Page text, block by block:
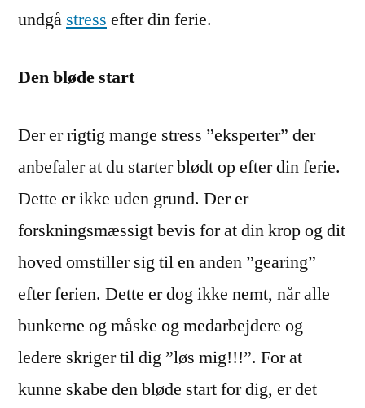
undgå stress efter din ferie.
Den bløde start
Der er rigtig mange stress ”eksperter” der
anbefaler at du starter blødt op efter din ferie.
Dette er ikke uden grund. Der er
forskningsmæssigt bevis for at din krop og dit
hoved omstiller sig til en anden ”gearing”
efter ferien. Dette er dog ikke nemt, når alle
bunkerne og måske og medarbejdere og
ledere skriger til dig ”løs mig!!!”. For at
kunne skabe den bløde start for dig, er det